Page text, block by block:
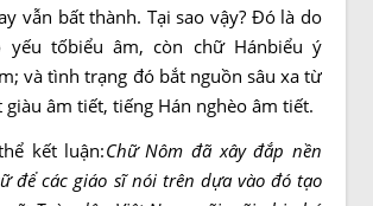
vẫn bất thành. Tại sao vậy? Đó là do
yếu tốbiểu âm, còn chữ Hánbiểu ý
và tình trạng đó bắt nguồn sâu xa từ
giàu âm tiết, tiếng Hán nghèo âm tiết.
kết luận:Chữ Nôm đã xây đắp nền
đểcác giáo sĩ nói trên dựa vào đó tạo